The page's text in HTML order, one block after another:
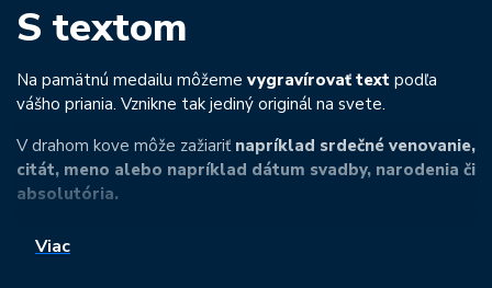
S textom
Na pamätnú medailu môžeme vygravírovať text podľa
vášho priania. Vznikne tak jediný originál na svete.
V drahom kove môže zažiariť napríklad srdečné venovanie,
citát, meno alebo napríklad dátum svadby, narodenia či
absolutória.
Ďalšie informácie o použitej technológii a procese
objednávania nájdete
Viac